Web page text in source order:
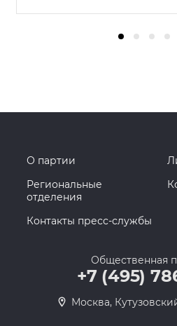
О партии
Региональные
отделения
Контакты пресс-службы
Общественная
+7 (495)
Москва,